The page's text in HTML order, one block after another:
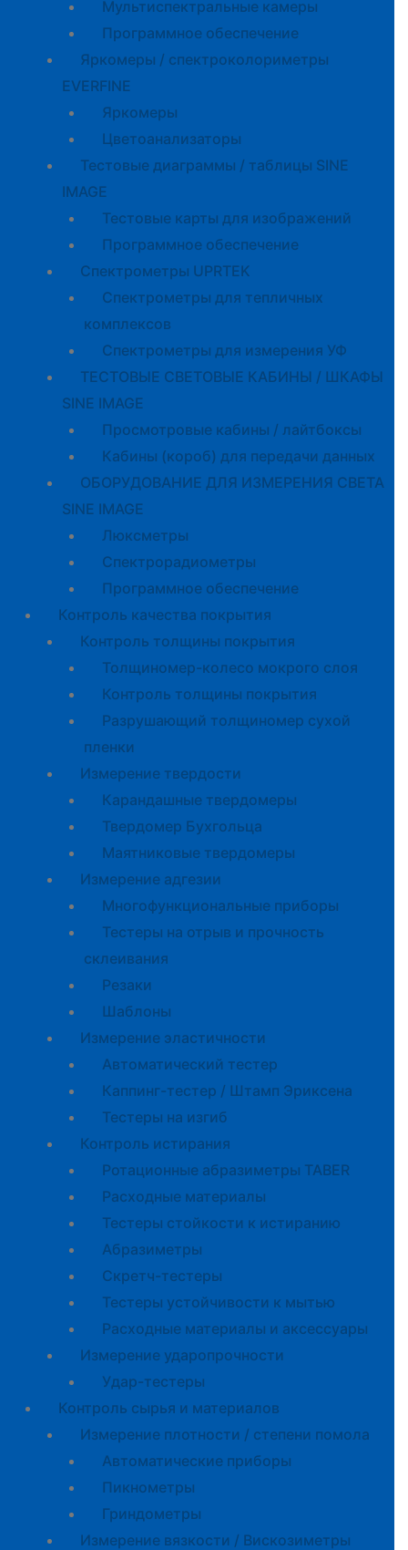
Мультиспектральные камеры
Программное обеспечение
Яркомеры / спектроколориметры
EVERFINE
Яркомеры
Цветоанализаторы
Тестовые диаграммы / таблицы SINE
IMAGE
Тестовые карты для изображений
Программное обеспечение
Спектрометры UPRTEK
Спектрометры для тепличных
комплексов
Спектрометры для измерения УФ
ТЕСТОВЫЕ СВЕТОВЫЕ КАБИНЫ / ШКАФЫ
SINE IMAGE
Просмотровые кабины / лайтбоксы
Кабины (короб) для передачи данных
ОБОРУДОВАНИЕ ДЛЯ ИЗМЕРЕНИЯ СВЕТА
SINE IMAGE
Люксметры
Спектрорадиометры
Программное обеспечение
Контроль качества покрытия
Контроль толщины покрытия
Толщиномер-колесо мокрого слоя
Контроль толщины покрытия
Разрушающий толщиномер сухой
пленки
Измерение твердости
Карандашные твердомеры
Твердомер Бухгольца
Маятниковые твердомеры
Измерение адгезии
Многофункциональные приборы
Тестеры на отрыв и прочность
склеивания
Резаки
Шаблоны
Измерение эластичности
Автоматический тестер
Каппинг-тестер / Штамп Эриксена
Тестеры на изгиб
Контроль истирания
Ротационные абразиметры TABER
Расходные материалы
Тестеры стойкости к истиранию
Абразиметры
Скретч-тестеры
Тестеры устойчивости к мытью
Расходные материалы и аксессуары
Измерение ударопрочности
Удар-тестеры
Контроль сырья и материалов
Измерение плотности / степени помола
Автоматические приборы
Пикнометры
Гриндометры
Измерение вязкости / Вискозиметры